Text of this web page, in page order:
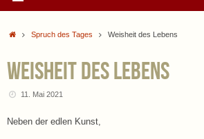
StartSpruch des Tages Weisheit des Lebens
Weisheit des Lebens
11. Mai 2021
Neben der edlen Kunst,